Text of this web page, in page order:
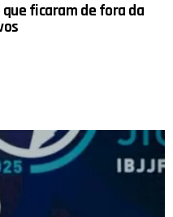
que ficaram de fora da